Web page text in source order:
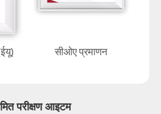
सीओए प्रमाणन
परीक्षण आइटम